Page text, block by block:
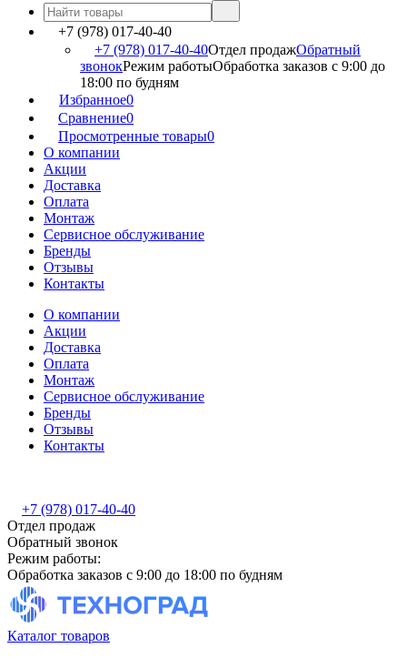
+7 (978) 017-40-40
+7 (978) 017-40-40Отдел продажОбратный
звонокРежим работыОбработка заказов с 9:00 до
18:00 по будням
Избранное0
Сравнение0
Просмотренные товары0
О компании
Акции
Доставка
Оплата
Монтаж
Сервисное обслуживание
Бренды
Отзывы
Контакты
О компании
Акции
Доставка
Оплата
Монтаж
Сервисное обслуживание
Бренды
Отзывы
Контакты
+7 (978) 017-40-40
Отдел продаж
Обратный звонок
Режим работы:
Обработка заказов с 9:00 до 18:00 по будням
Каталог товаров